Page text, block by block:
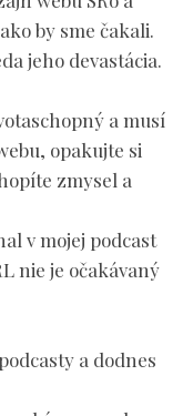
by sme čakali.
jeho devastácia.
a musí
opakujte si
zmysel a
v mojej podcast
nie je očakávaný
a dodnes